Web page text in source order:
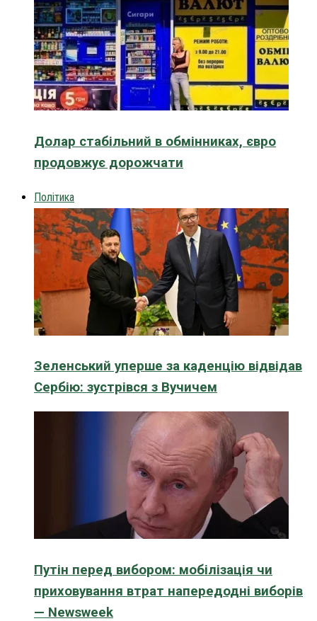
Долар стабільний в обмінниках, євро
продовжує дорожчати
Політика
Зеленський уперше за каденцію відвідав
Сербію: зустрівся з Вучичем
Путін перед вибором: мобілізація чи
приховування втрат напередодні виборів
— Newsweek